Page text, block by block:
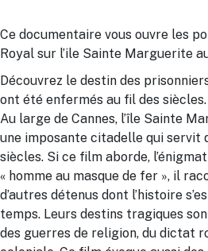
Ce documentaire vous ouvre les
Royal sur l’ile Sainte Marguerite
Découvrez le destin des
ont été enfermés au fil des siècles.
Au large de Cannes, l’île Sainte
une imposante citadelle qui servit
siècles. Si ce film aborde,
« homme au masque de fer », il
d’autres détenus dont l’histoire
temps. Leurs destins tragiques
des guerres de religion, du dictat